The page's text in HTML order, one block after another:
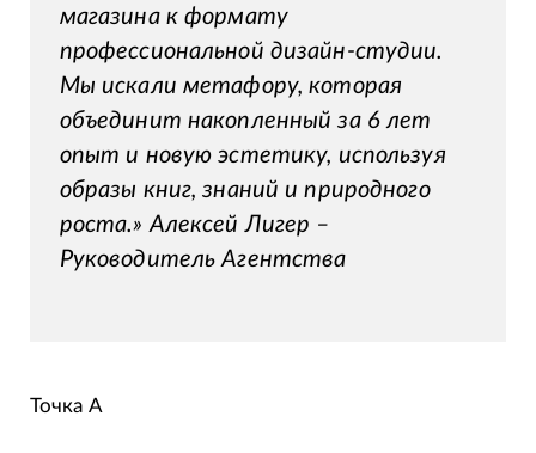
магазина к формату
профессиональной дизайн-студии.
Мы искали метафору, которая
объединит накопленный за 6 лет
опыт и новую эстетику, используя
образы книг, знаний и природного
роста.» Алексей Лигер –
Руководитель Агентства
Точка А